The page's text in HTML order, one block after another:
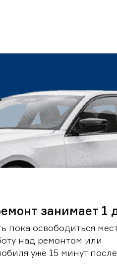
занимает 1
пока освободиться
над ремонтом или
уже 15 минут